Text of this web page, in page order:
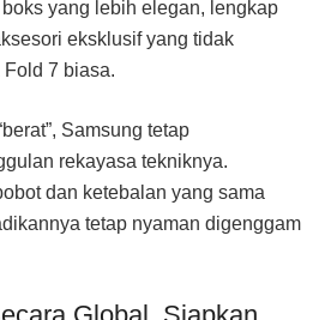
yang lebih elegan, lengkap
eksklusif yang tidak
7 biasa.
Samsung tetap
rekayasa tekniknya.
dan ketebalan yang sama
tetap nyaman digenggam